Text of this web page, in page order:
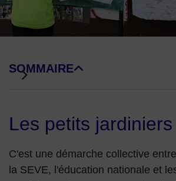
SOMMAIRE
DE BLOCS DE PAGE
Les petits jardiniers
C'est une démarche collective
la SEVE, l'éducation nationale et